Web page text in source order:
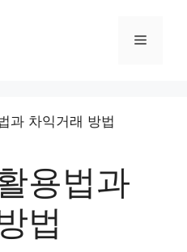
메
용법과
법